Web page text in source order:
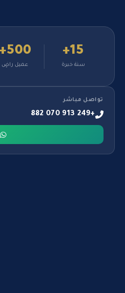
15+
سنة خبرة
500+
عميل راضٍ
تواصل مباشر
+249 913 070 882